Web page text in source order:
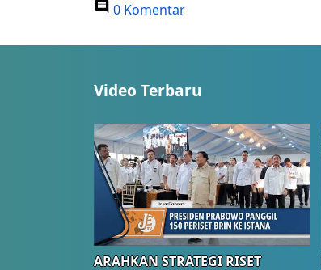
0 Komentar
Video Terbaru
ARAHKAN STRATEGI RISET